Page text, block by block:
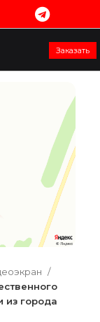
Заказать
из города